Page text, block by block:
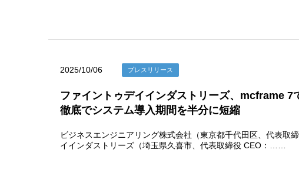
2025/10/06 プレスリリース
ファイントゥデイインダストリーズ、mcframe
徹底でシステム導入期間を半分に短縮
ビジネスエンジニアリング株式会社（東京都千代田区、代表取
イインダストリーズ（埼玉県久喜市、代表取締役 CEO：……